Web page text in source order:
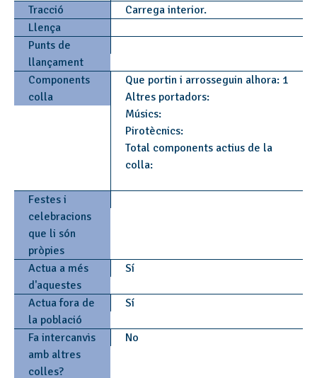
Tracció
Carrega interior.
Llença
Punts de
llançament
Components
colla
Que portin i arrosseguin alhora: 1
Altres portadors:
Músics:
Pirotècnics:
Total components actius de la
colla:
Festes i
celebracions
que li són
pròpies
Actua a més
d'aquestes
Sí
Actua fora de
la població
Sí
Fa intercanvis
amb altres
colles?
No